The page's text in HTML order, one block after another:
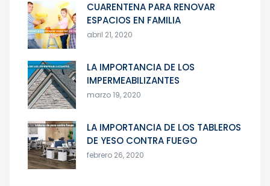
CUARENTENA PARA RENOVAR
ESPACIOS EN FAMILIA
abril 21, 2020
LA IMPORTANCIA DE LOS
IMPERMEABILIZANTES
marzo 19, 2020
LA IMPORTANCIA DE LOS TABLEROS
DE YESO CONTRA FUEGO
febrero 26, 2020